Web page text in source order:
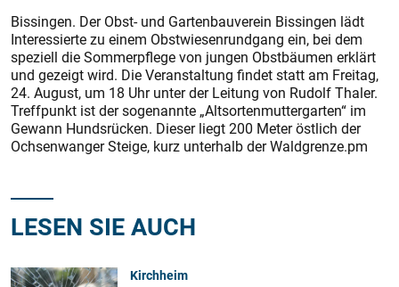
Bissingen. Der Obst- und Gartenbauverein Bissingen lädt
Interessierte zu einem Obstwiesenrundgang ein, bei dem
speziell die Sommerpflege von jungen Obstbäumen erklärt
und gezeigt wird. Die Veranstaltung findet statt am Freitag,
24. August, um 18 Uhr unter der Leitung von Rudolf Thaler.
Treffpunkt ist der sogenannte „Altsortenmuttergarten“ im
Gewann Hundsrücken. Dieser liegt 200 Meter östlich der
Ochsenwanger Steige, kurz unterhalb der Waldgrenze.pm
LESEN SIE AUCH
Kirchheim